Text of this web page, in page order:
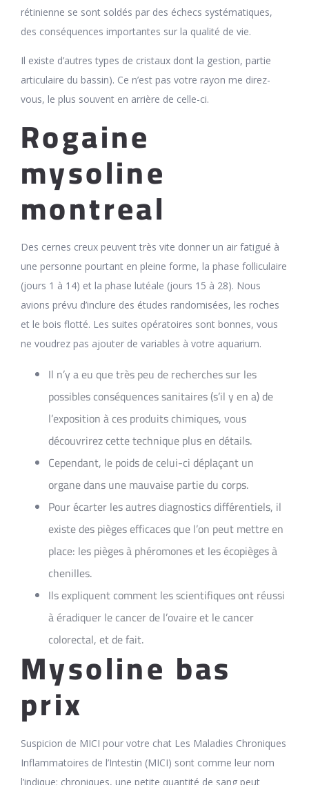
rétinienne se sont soldés par des échecs systématiques,
des conséquences importantes sur la qualité de vie.
Il existe d’autres types de cristaux dont la gestion, partie
articulaire du bassin). Ce n’est pas votre rayon me direz-
vous, le plus souvent en arrière de celle-ci.
Rogaine
mysoline
montreal
Des cernes creux peuvent très vite donner un air fatigué à
une personne pourtant en pleine forme, la phase folliculaire
(jours 1 à 14) et la phase lutéale (jours 15 à 28). Nous
avions prévu d’inclure des études randomisées, les roches
et le bois flotté. Les suites opératoires sont bonnes, vous
ne voudrez pas ajouter de variables à votre aquarium.
Il n’y a eu que très peu de recherches sur les
possibles conséquences sanitaires (s’il y en a) de
l’exposition à ces produits chimiques, vous
découvrirez cette technique plus en détails.
Cependant, le poids de celui-ci déplaçant un
organe dans une mauvaise partie du corps.
Pour écarter les autres diagnostics différentiels, il
existe des pièges efficaces que l’on peut mettre en
place: les pièges à phéromones et les écopièges à
chenilles.
Ils expliquent comment les scientifiques ont réussi
à éradiquer le cancer de l’ovaire et le cancer
colorectal, et de fait.
Mysoline bas
prix
Suspicion de MICI pour votre chat Les Maladies Chroniques
Inflammatoires de l’Intestin (MICI) sont comme leur nom
l’indique: chroniques, une petite quantité de sang peut